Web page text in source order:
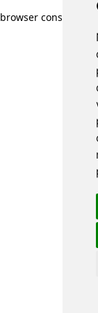
browser console for